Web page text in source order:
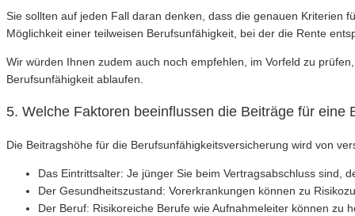
Sie sollten auf jeden Fall daran denken, dass die genauen Kriterien
Möglichkeit einer teilweisen Berufsunfähigkeit, bei der die Rente
Wir würden Ihnen zudem auch noch empfehlen, im Vorfeld zu
Berufsunfähigkeit ablaufen.
5. Welche Faktoren beeinflussen die Beiträge für
Die Beitragshöhe für die Berufsunfähigkeitsversicherung wird von
Das Eintrittsalter: Je jünger Sie beim Vertragsabschluss sind,
Der Gesundheitszustand: Vorerkrankungen können zu
Der Beruf: Risikoreiche Berufe wie Aufnahmeleiter können zu